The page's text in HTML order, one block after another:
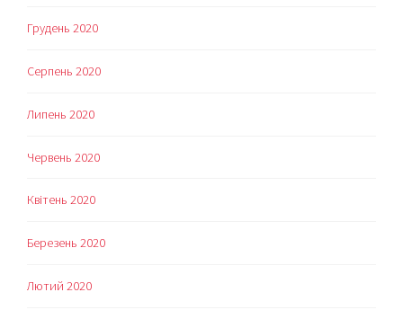
Грудень 2020
Серпень 2020
Липень 2020
Червень 2020
Квітень 2020
Березень 2020
Лютий 2020